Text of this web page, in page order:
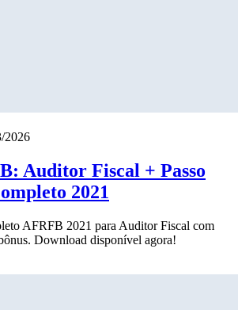
2026
Auditor Fiscal + Passo
2021
AFRFB 2021 para Auditor Fiscal com
Download disponível agora!